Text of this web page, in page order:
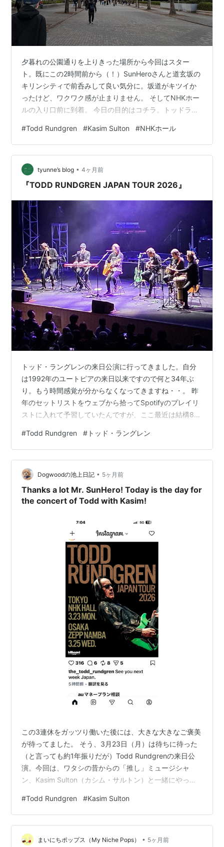
夕暮れの公園通りを上りきった場所から今回はスター
ト。既にこの2時間前から（！）SunHeroさんと道玄坂の
キリンシティで前呑みして良い気分に。坂道がキツイか
ったけど、ワクワク感が止まりません。 そしてNHKホー
ルの入り口前に到着。 今日の目的はコチラ。トッドラン
ションとコンディションを調整してきました（投手か
よ） NHKホールは2004年の一青窈以来、約22年ぶりか
と。早速クロークで上着を預けて奥へと進みます。 チケ
ットをSunHeroさんから受け取り入場。 奥には岡本太郎
の作品や昭和の雰囲気溢れる喫茶コーナーも。 フラッシ
#Todd Rundgren #Kasim Sulton #NHKホール
tyunne’s blog • 4ヶ月前
『TODD RUNDGREN JAPAN TOUR 2026』
トッド・ラングレンの来日公演に行ってきました。自分
は1992年のユートピアの来日以来ですので何と34年ぶ
り。もう時間感覚が分からなくなってきますね・・。 昨
年のセットリストをウェブから拾ってSpotifyのプレイリ
ストに入れて予習していたんですが、ここ最近は結構80
な曲も飛び出す構成になっています。『Liars』からの曲
なんてハードルが高過ぎますよね。果たして今日はどん
な感じなんだろう、と恐る恐る参加しましたが、先日の
J-WAVEのインタビューで「今回は新しい試みとしてアコ
ースティックセットのパートを設ける」という話をして
いたので、期待もしてい…
#Todd Rundgren # トッド・ラングレン
Dogwoodの池上日記 • 5ヶ月前
Thanks a lot Mr. SunHero! Today is the day for
the concert of Todd with Kasim!
この3連休をガッツり働いた後には、大きな大きなご褒美
が待ってました。 そう、3月23日（月）は待ちに待った
（と言っても約1年振りだが）Todd Rundgrenの来日公
演。今回は、ワタシの昔からの「推し」ミュージシャ
ン、Kasim Sulton（カシム・サルトン）と一緒にやって
来なので、約７年振り。しかし年度末のクソ忙しさで音
楽を聴く心の余裕を失っていたワタシのために？今回も
チケットはTodd繋がりで知り合った「エンタメウェブロ
ッジ」管理人SunHeroさんが取ってくれました。感謝感
#Todd Rundgren #Kasim Sulton
まいにちポップス（My Niche Pops） • 5ヶ月前